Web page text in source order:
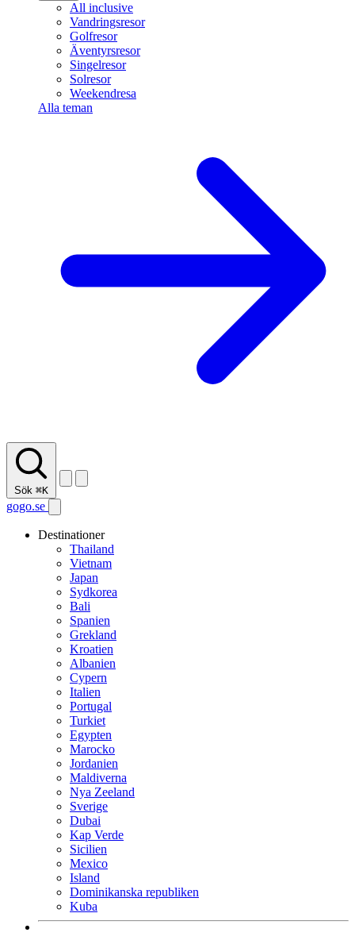
All inclusive
Vandringsresor
Golfresor
Äventyrsresor
Singelresor
Solresor
Weekendresa
Alla teman
Sök ⌘K
gogo.se
Destinationer
Thailand
Vietnam
Japan
Sydkorea
Bali
Spanien
Grekland
Kroatien
Albanien
Cypern
Italien
Portugal
Turkiet
Egypten
Marocko
Jordanien
Maldiverna
Nya Zeeland
Sverige
Dubai
Kap Verde
Sicilien
Mexico
Island
Dominikanska republiken
Kuba